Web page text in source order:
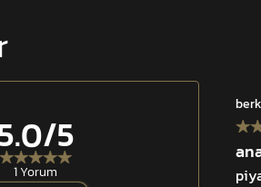
polyester gövde
cırt bant sistemi
/5
1 Yorum